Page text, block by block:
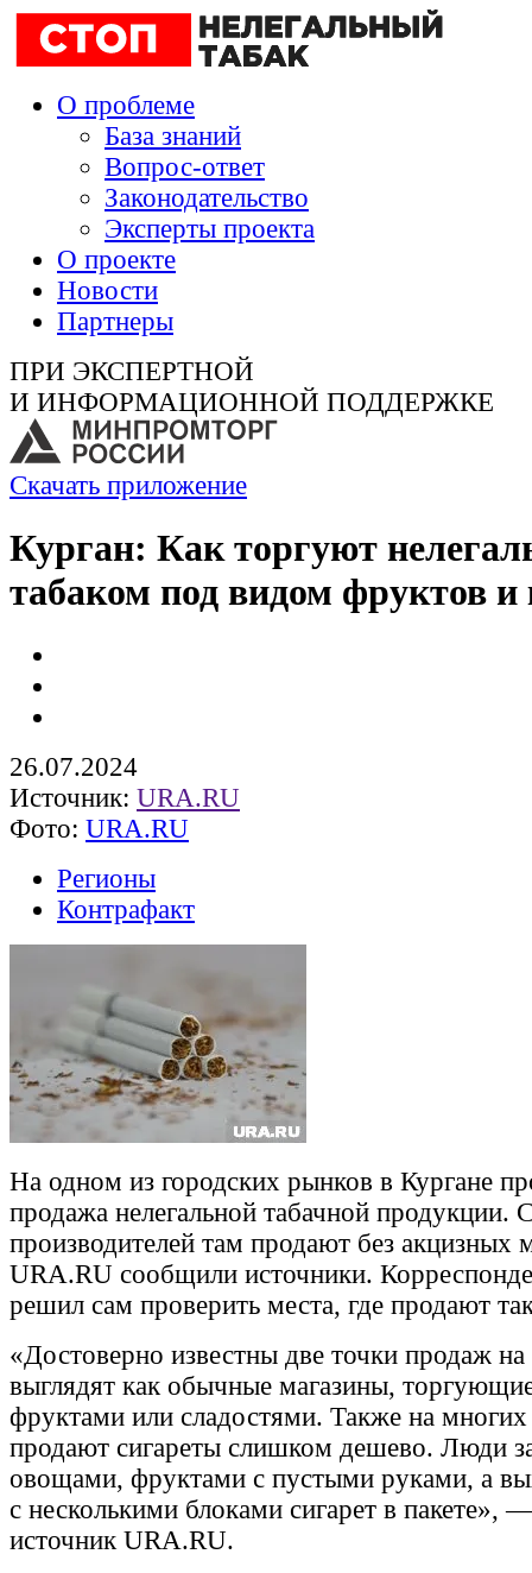
О проблеме
База знаний
Вопрос-ответ
Законодательство
Эксперты проекта
О проекте
Новости
Партнеры
ПРИ ЭКСПЕРТНОЙ
И ИНФОРМАЦИОННОЙ ПОДДЕРЖКЕ
Скачать приложение
Курган: Как торгуют
табаком под видом фруктов и
26.07.2024
Источник: URA.RU
Фото: URA.RU
Регионы
Контрафакт
На одном из городских рынков в Кургане
продажа нелегальной табачной продукции.
производителей там продают без акцизных
URA.RU сообщили источники.
решил сам проверить места, где продают
«Достоверно известны две точки продаж
выглядят как обычные магазины,
фруктами или сладостями. Также на многих
продают сигареты слишком дешево. Люди
овощами, фруктами с пустыми руками, а
с несколькими блоками сигарет в пакете», —
источник URA.RU.